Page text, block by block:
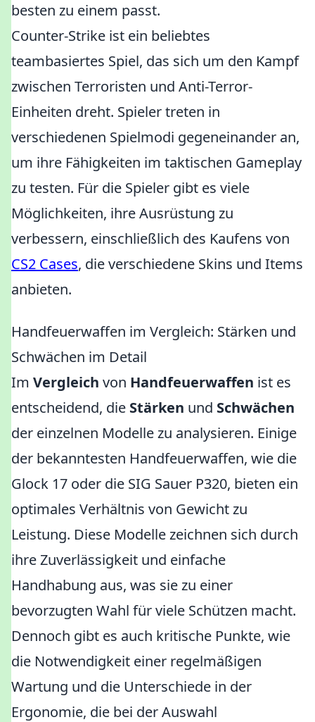
besten zu einem passt.
Counter-Strike ist ein beliebtes
teambasiertes Spiel, das sich um den Kampf
zwischen Terroristen und Anti-Terror-
Einheiten dreht. Spieler treten in
verschiedenen Spielmodi gegeneinander an,
um ihre Fähigkeiten im taktischen Gameplay
zu testen. Für die Spieler gibt es viele
Möglichkeiten, ihre Ausrüstung zu
verbessern, einschließlich des Kaufens von
CS2 Cases, die verschiedene Skins und Items
anbieten.
Handfeuerwaffen im Vergleich: Stärken und
Schwächen im Detail
Im Vergleich von Handfeuerwaffen ist es
entscheidend, die Stärken und Schwächen
der einzelnen Modelle zu analysieren. Einige
der bekanntesten Handfeuerwaffen, wie die
Glock 17 oder die SIG Sauer P320, bieten ein
optimales Verhältnis von Gewicht zu
Leistung. Diese Modelle zeichnen sich durch
ihre Zuverlässigkeit und einfache
Handhabung aus, was sie zu einer
bevorzugten Wahl für viele Schützen macht.
Dennoch gibt es auch kritische Punkte, wie
die Notwendigkeit einer regelmäßigen
Wartung und die Unterschiede in der
Ergonomie, die bei der Auswahl